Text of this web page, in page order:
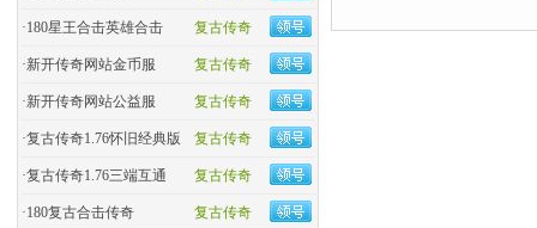
复古传奇
·180星王合击英雄合击
复古传奇
·新开传奇网站金币服
复古传奇
·新开传奇网站公益服
复古传奇
·复古传奇1.76怀旧经典版
复古传奇
·复古传奇1.76三端互通
复古传奇
·180复古合击传奇